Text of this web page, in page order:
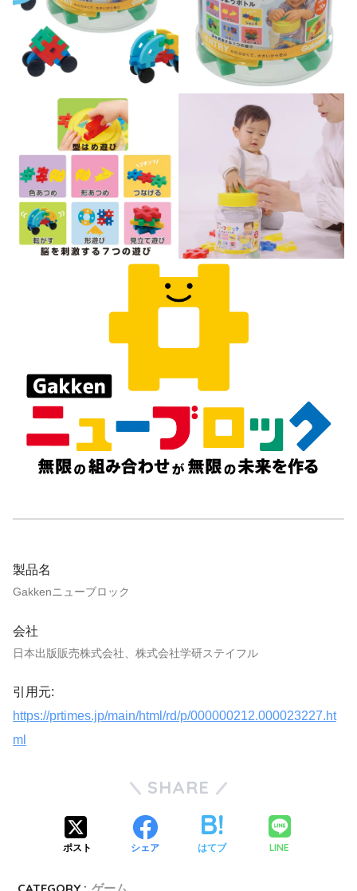
製品名
Gakkenニューブロック
会社
日本出版販売株式会社、株式会社学研ステイフル
引用元:
https://prtimes.jp/main/html/rd/p/000000212.000023227.ht
ml
SHARE
ポスト シェア はてブ LINE